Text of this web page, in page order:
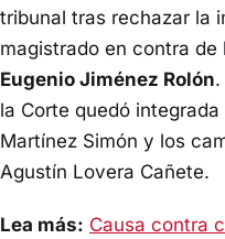
tribunal tras rechazar la
magistrado en contra de
Eugenio Jiménez Rolón
la Corte quedó
Martínez Simón y los
Agustín Lovera Cañete.
Lea más: Causa contra